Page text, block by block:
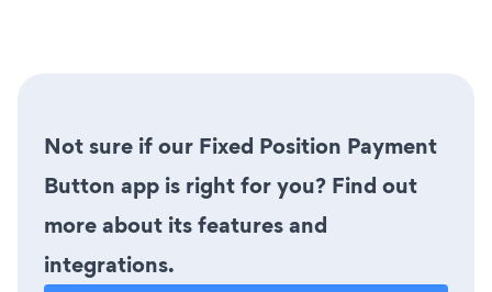
Not sure if our Fixed Position Payment
Button app is right for you? Find out
more about its features and
integrations.